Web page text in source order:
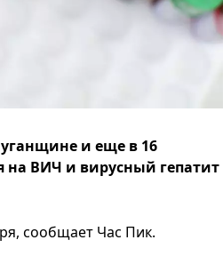
и еще в 16
на ВИЧ и вирусный гепатит
сообщает Час Пик.